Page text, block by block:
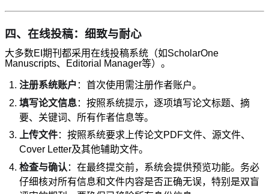
四、在线投稿：细致与耐心
大多数EI期刊都采用在线投稿系统（如ScholarOne
Manuscripts、Editorial Manager等）。
注册系统账户 ：首次使用需注册作者账户。
填写论文信息：按照系统提示，逐项填写论文标题、摘
要、关键词、所有作者信息等。
上传文件：按照系统要求上传论文PDF文件、源文件、
Cover Letter及其他辅助文件。
检查与确认 ：在最终提交前，系统会提供预览功能。务必
仔细核对所有信息和文件内容是否正确无误，特别是双盲